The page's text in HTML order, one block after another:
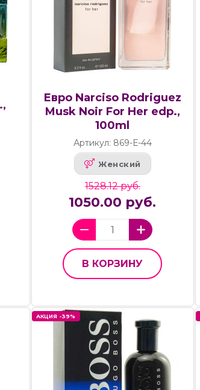
Евро Narciso Rodriguez
Musk Noir For Her edp.,
100ml
Артикул: 869-Е-44
Женский
1528.12 руб.
1050.00 руб.
В КОРЗИНУ
АКЦИЯ -39%